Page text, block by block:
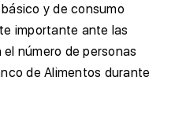
y de consumo
importante ante las
número de personas
de Alimentos durante